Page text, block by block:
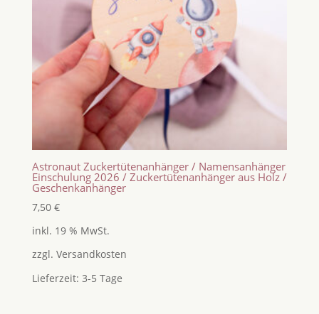
Astronaut Zuckertütenanhänger / Namensanhänger
Einschulung 2026 / Zuckertütenanhänger aus Holz /
Geschenkanhänger
7,50 €
inkl. 19 % MwSt.
zzgl. Versandkosten
Lieferzeit: 3-5 Tage